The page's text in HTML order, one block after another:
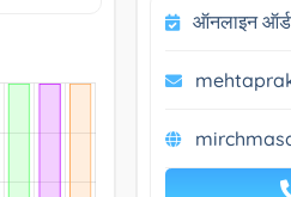
ऑनलाइन